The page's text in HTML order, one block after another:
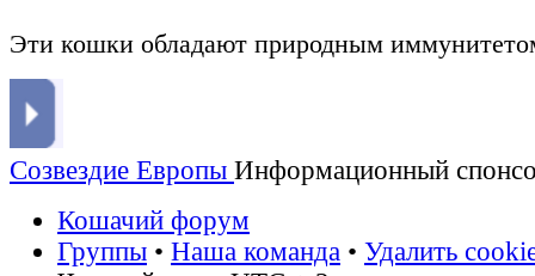
Эти кошки обладают природным
Созвездие Европы Информационный
Кошачий форум
Группы • Наша команда • Удалить